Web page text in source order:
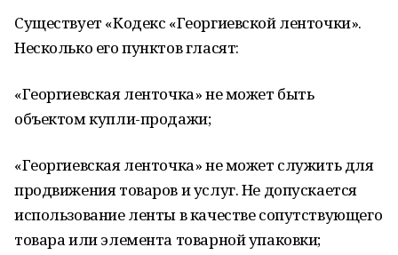
Существует «Кодекс «Георгиевской ленточки».
Несколько его пунктов гласят:
«Георгиевская ленточка» не может быть
объектом купли-продажи;
«Георгиевская ленточка» не может служить для
продвижения товаров и услуг. Не допускается
использование ленты в качестве сопутствующего
товара или элемента товарной упаковки;